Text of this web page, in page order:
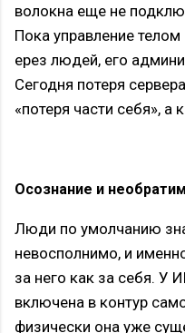
волокна еще не
Пока управление
ерез людей, его
Сегодня потеря
«потеря части себя», а
Осознание и
Люди по умолчанию
невосполнимо, и
за него как за себя. У
включена в контур
физически она уже